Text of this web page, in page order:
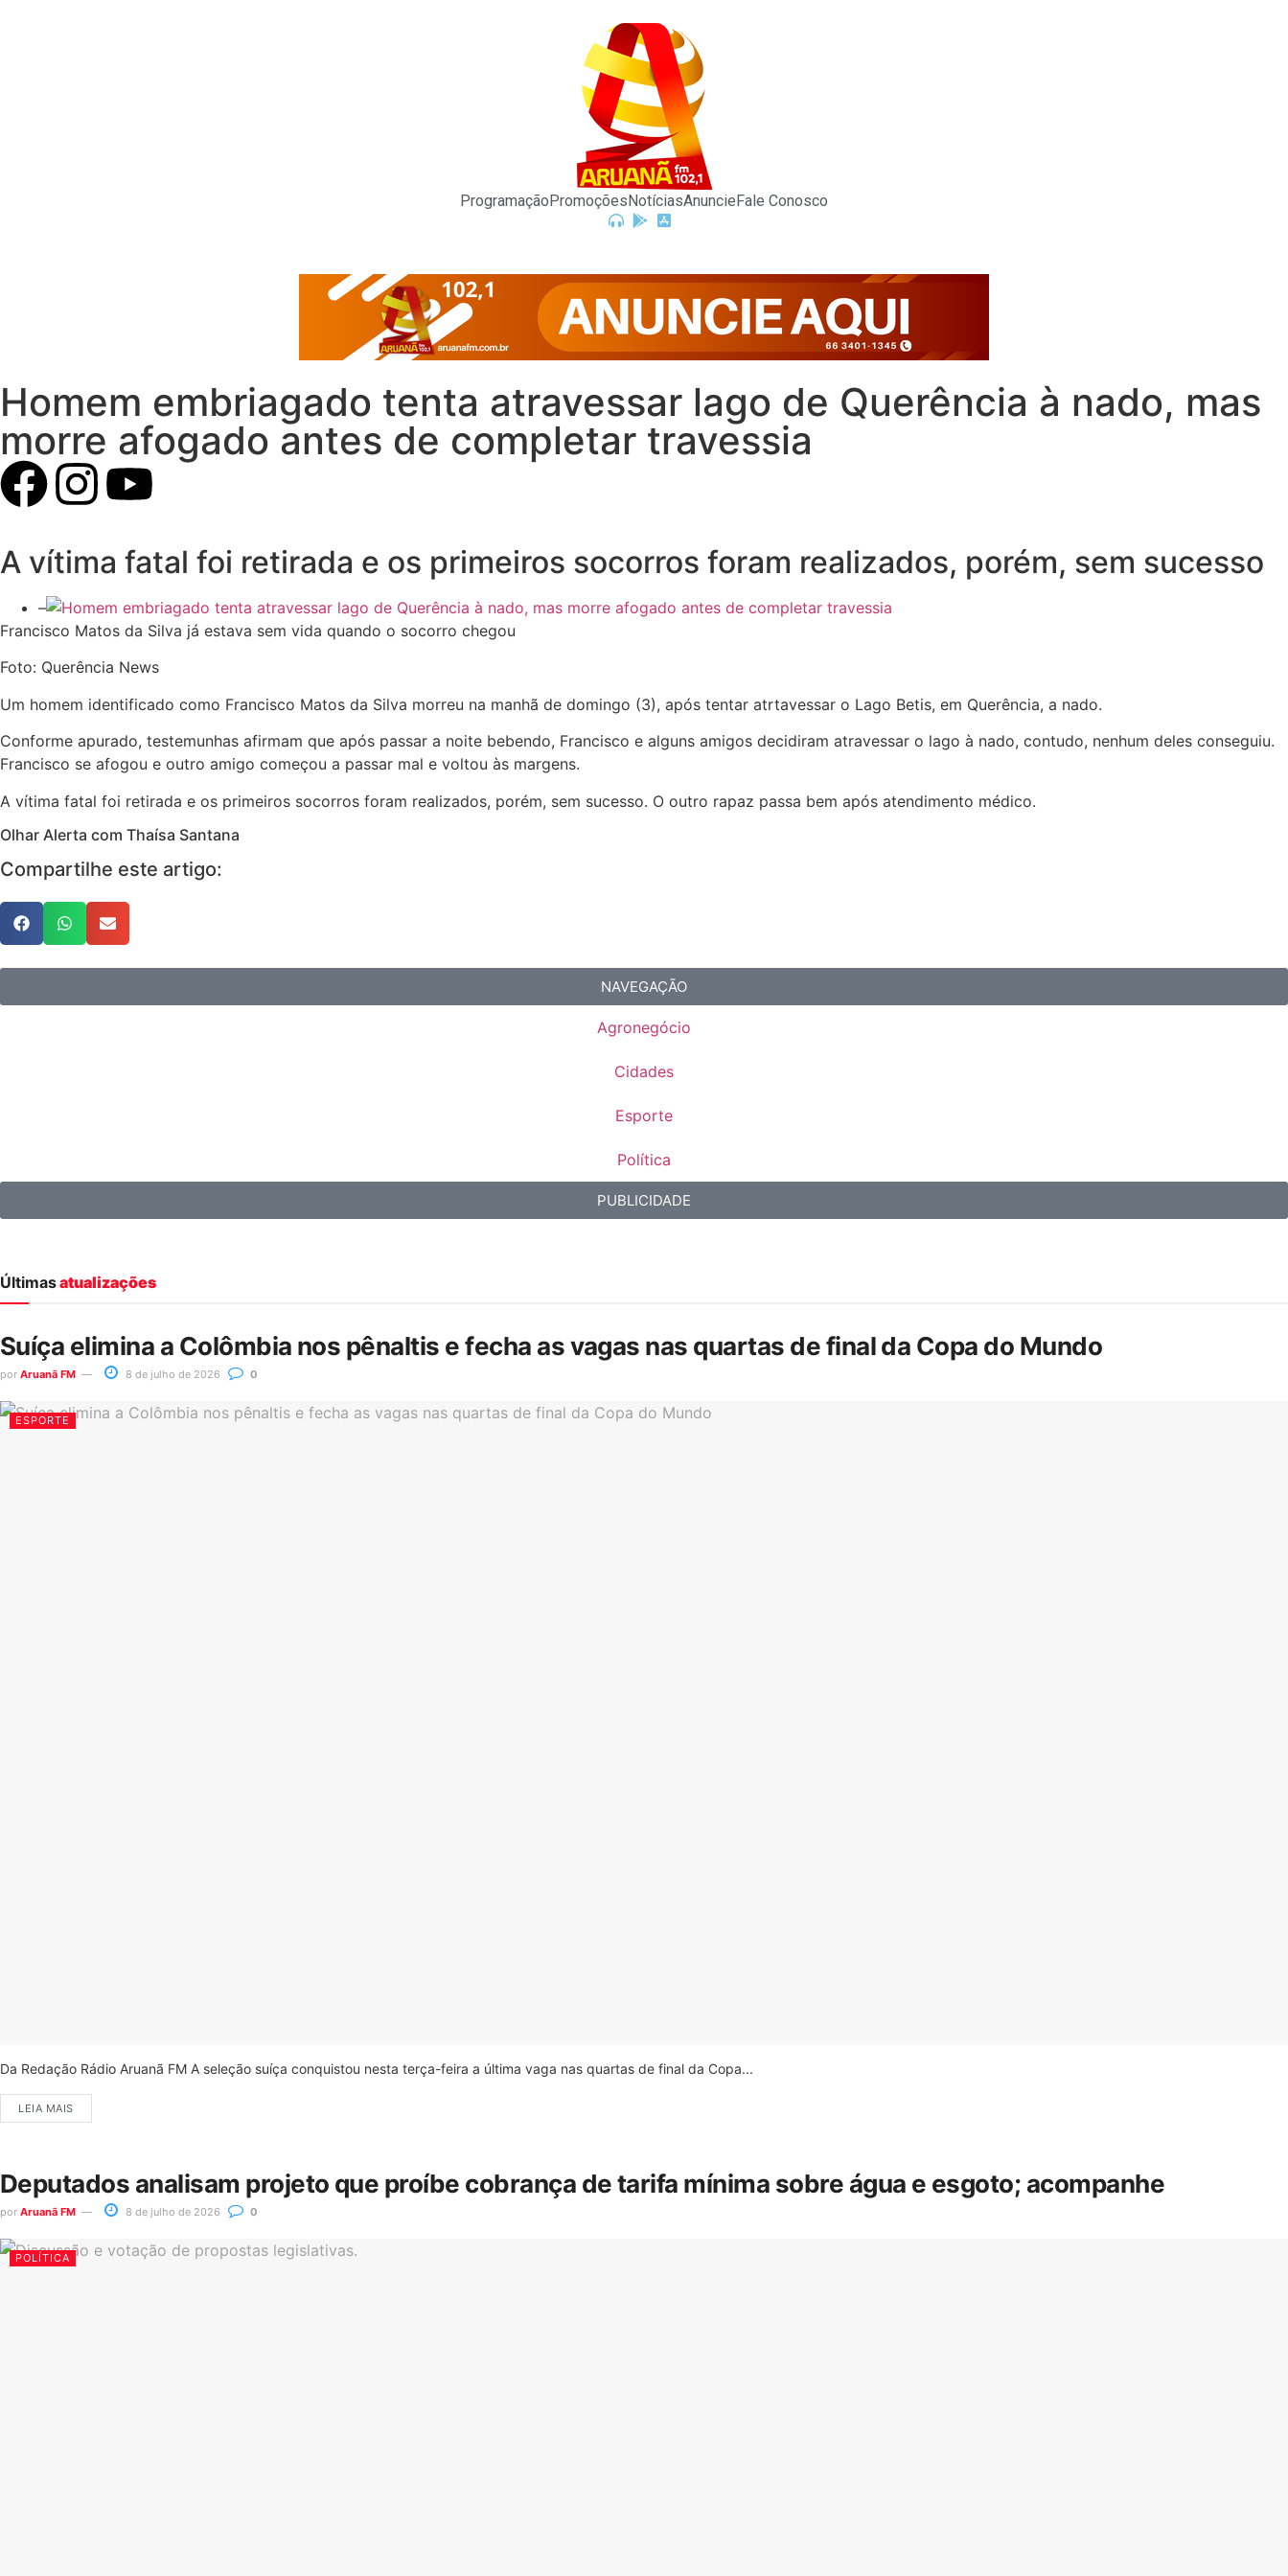
ProgramaçãoPromoçõesNotíciasAnuncieFale Conosco
Homem embriagado tenta atravessar lago de Querência à nado, mas
morre afogado antes de completar travessia
A vítima fatal foi retirada e os primeiros socorros foram realizados, porém, sem sucesso
–
Francisco Matos da Silva já estava sem vida quando o socorro chegou
Foto: Querência News
Um homem identificado como Francisco Matos da Silva morreu na manhã de domingo (3), após tentar atrtavessar o Lago Betis, em Querência, a nado.
Conforme apurado, testemunhas afirmam que após passar a noite bebendo, Francisco e alguns amigos decidiram atravessar o lago à nado, contudo, nenhum deles conseguiu.
Francisco se afogou e outro amigo começou a passar mal e voltou às margens.
A vítima fatal foi retirada e os primeiros socorros foram realizados, porém, sem sucesso. O outro rapaz passa bem após atendimento médico.
Olhar Alerta com Thaísa Santana
Compartilhe este artigo:
NAVEGAÇÃO
Agronegócio
Cidades
Esporte
Política
PUBLICIDADE
Últimasatualizações
Suíça elimina a Colômbia nos pênaltis e fecha as vagas nas quartas de final da Copa do Mundo
por Aruanã FM 8 de julho de 2026 0
ESPORTE
Da Redação Rádio Aruanã FM A seleção suíça conquistou nesta terça-feira a última vaga nas quartas de final da Copa...
LEIA MAIS
Deputados analisam projeto que proíbe cobrança de tarifa mínima sobre água e esgoto; acompanhe
por Aruanã FM 8 de julho de 2026 0
POLÍTICA